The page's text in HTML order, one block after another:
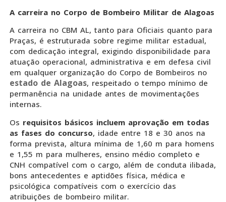
A carreira no Corpo de Bombeiro Militar de Alagoas
A carreira no CBM AL, tanto para Oficiais quanto para
Praças, é estruturada sobre regime militar estadual,
com dedicação integral, exigindo disponibilidade para
atuação operacional, administrativa e em defesa civil
em qualquer organização do Corpo de Bombeiros no
estado de Alagoas, respeitado o tempo mínimo de
permanência na unidade antes de movimentações
internas.
Os requisitos básicos incluem aprovação em todas
as fases do concurso, idade entre 18 e 30 anos na
forma prevista, altura mínima de 1,60 m para homens
e 1,55 m para mulheres, ensino médio completo e
CNH compatível com o cargo, além de conduta ilibada,
bons antecedentes e aptidões física, médica e
psicológica compatíveis com o exercício das
atribuições de bombeiro militar.